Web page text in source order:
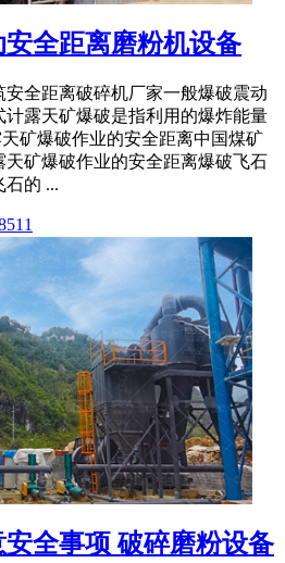
全距离磨粉机设备
安全距离破碎机厂家一般爆破震动
计露天矿爆破是指利用的爆炸能量
矿爆破作业的安全距离中国煤矿
天矿爆破作业的安全距离爆破飞石
石的 ...
全事项 破碎磨粉设备